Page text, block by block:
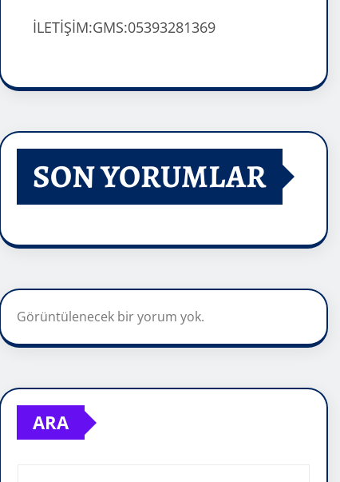
İLETİŞİM:GMS:05393281369
SON YORUMLAR
Görüntülenecek bir yorum yok.
ARA